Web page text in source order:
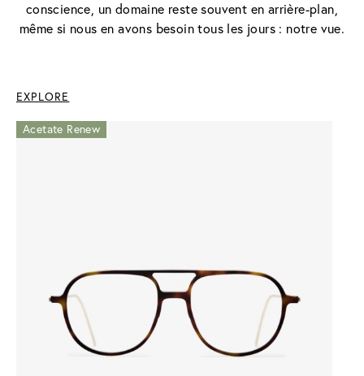
conscience, un domaine reste souvent en arrière-plan,
même si nous en avons besoin tous les jours : notre vue.
EXPLORE
Acetate Renew